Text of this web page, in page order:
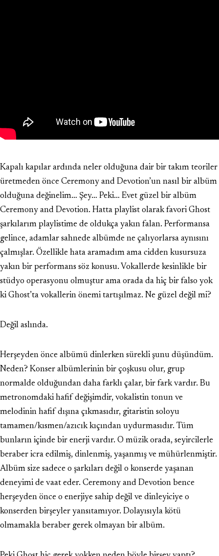
Kapalı kapılar ardında neler olduğuna dair bir takım teoriler
üretmeden önce Ceremony and Devotion’un nasıl bir albüm
olduğuna değinelim… Şey… Peki… Evet güzel bir albüm
Ceremony and Devotion. Hatta playlist olarak favori Ghost
şarkılarım playlistime de oldukça yakın falan. Performansa
gelince, adamlar sahnede albümde ne çalıyorlarsa aynısını
çalmışlar. Özellikle hata aramadım ama cidden kusursuza
yakın bir performans söz konusu. Vokallerde kesinlikle bir
stüdyo operasyonu olmuştur ama orada da hiç bir falso yok
ki Ghost’ta vokallerin önemi tartışılmaz. Ne güzel değil mi?
Değil aslında.
Herşeyden önce albümü dinlerken sürekli şunu düşündüm.
Neden? Konser albümlerinin bir çoşkusu olur, grup
normalde olduğundan daha farklı çalar, bir fark vardır. Bu
metronomdaki hafif değişimdir, vokalistin tonun ve
melodinin hafif dışına çıkmasıdır, gitaristin soloyu
tamamen/kısmen/azıcık kıçından uydurmasıdır. Tüm
bunların içinde bir enerji vardır. O müzik orada, seyircilerle
beraber icra edilmiş, dinlenmiş, yaşanmış ve mühürlenmiştir.
Albüm size sadece o şarkıları değil o konserde yaşanan
deneyimi de vaat eder. Ceremony and Devotion bence
herşeyden önce o enerjiye sahip değil ve dinleyiciye o
konserden birşeyler yansıtamıyor. Dolayısıyla kötü
olmamakla beraber gerek olmayan bir albüm.